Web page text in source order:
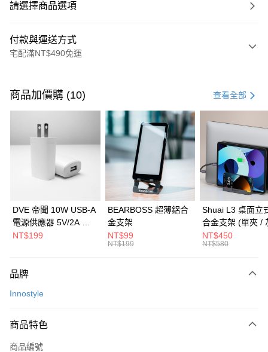
請選擇商品選項
付款與運送方式
宅配滿NT$490免運
信用卡一次付款
3 期 0 利率 每期 NT$460
第一商業銀行
華南商業銀行
彰化商業銀行
上海商業儲蓄銀行
台北富邦商業銀行
兆豐國際商業銀行
臺灣中小企業銀行
台中商業銀行
匯豐（台灣）商業銀行
華泰商業銀行
聯邦商業銀行
元大商業銀行
台灣樂天信用卡公司
NT$230 21家銀行
合作金庫商業銀行
第一商業銀行
彰化商業銀行
台北富邦商業銀行
國泰世華商業銀行
兆豐國際商業銀行
臺灣中小企業銀行
匯豐（台灣）商業銀行
玉山商業銀行
台灣樂天信用卡公司
街口支付
悠遊付
相關說明
1.本服務由台灣大哥大提供，台灣大哥大用戶可立即使用無須另外申請。
ATM付款
商品加價購 (10) 查看全部
DVE 帝聞 10W USB-A
電源供應器 5V/2A 充
電頭 (適用閱讀器、小
NT$199
BEARBOSS 超薄鋁合
金支架
NT$99
NT$199
Shuai L3 桌面立
合金支架 (單夾 /
NT$450
NT$580
品牌
Innostyle
商品特色
商品編號